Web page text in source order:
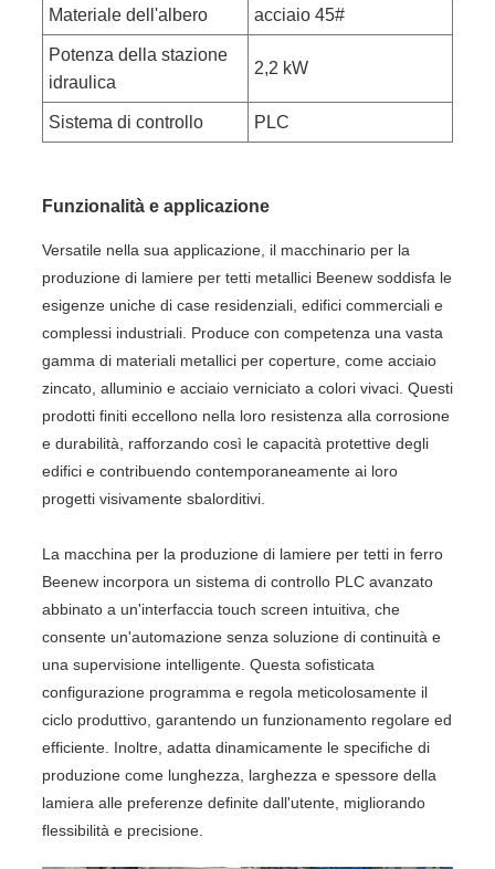
Materiale dell'albero acciaio 45#
Potenza della stazione
idraulica
2,2 kW
Sistema di controllo PLC
Funzionalità e applicazione
Versatile nella sua applicazione, il macchinario per la
produzione di lamiere per tetti metallici Beenew soddisfa le
esigenze uniche di case residenziali, edifici commerciali e
complessi industriali. Produce con competenza una vasta
gamma di materiali metallici per coperture, come acciaio
zincato, alluminio e acciaio verniciato a colori vivaci. Questi
prodotti finiti eccellono nella loro resistenza alla corrosione
e durabilità, rafforzando così le capacità protettive degli
edifici e contribuendo contemporaneamente ai loro
progetti visivamente sbalorditivi.
La macchina per la produzione di lamiere per tetti in ferro
Beenew incorpora un sistema di controllo PLC avanzato
abbinato a un'interfaccia touch screen intuitiva, che
consente un'automazione senza soluzione di continuità e
una supervisione intelligente. Questa sofisticata
configurazione programma e regola meticolosamente il
ciclo produttivo, garantendo un funzionamento regolare ed
efficiente. Inoltre, adatta dinamicamente le specifiche di
produzione come lunghezza, larghezza e spessore della
lamiera alle preferenze definite dall'utente, migliorando
flessibilità e precisione.